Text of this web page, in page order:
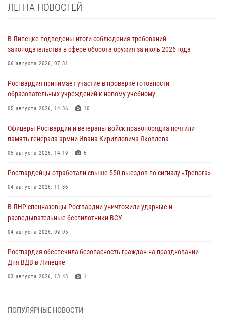
ЛЕНТА НОВОСТЕЙ
В Липецке подведены итоги соблюдения требований
законодательства в сфере оборота оружия за июль 2026 года
06 августа 2026, 07:31
Росгвардия принимает участие в проверке готовности
образовательных учреждений к новому учебному
05 августа 2026, 14:36 10
Офицеры Росгвардии и ветераны войск правопорядка почтили
память генерала армии Ивана Кирилловича Яковлева
05 августа 2026, 14:19 6
Росгвардейцы отработали свыше 550 выездов по сигналу «Тревога»
04 августа 2026, 11:36
В ЛНР спецназовцы Росгвардии уничтожили ударные и
разведывательные беспилотники ВСУ
04 августа 2026, 09:05
Росгвардия обеспечила безопасность граждан на праздновании
Дня ВДВ в Липецке
03 августа 2026, 13:43 1
Толстовского района
ПОПУЛЯРНЫЕ НОВОСТИ